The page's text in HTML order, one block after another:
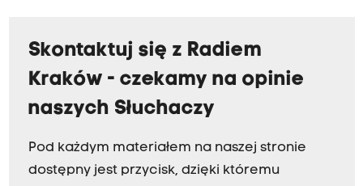
Skontaktuj się z Radiem
Kraków - czekamy na opinie
naszych Słuchaczy
Pod każdym materiałem na naszej stronie
dostępny jest przycisk, dzięki któremu